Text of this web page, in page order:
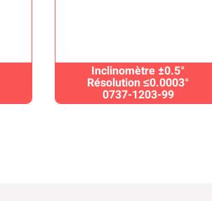
Inclinomètre ±0.5°
Résolution ≤0.0003°
0737-1203-99